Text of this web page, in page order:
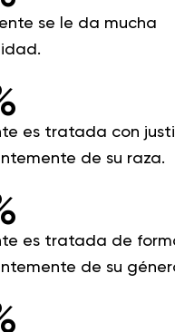
se le da mucha
es tratada con
de su raza.
es tratada de
de su